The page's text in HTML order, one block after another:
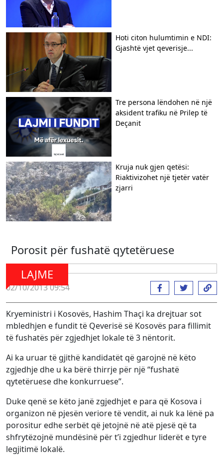
Hoti citon hulumtimin e NDI:
Gjashtë vjet qeverisje...
Tre persona lëndohen në një
aksident trafiku në Prilep të
Deçanit
Kruja nuk gjen qetësi:
Riaktivizohet një tjetër vatër
zjarri
Porosit për fushatë qytetëruese
LAJME
02/10/2013 09:54
Kryeministri i Kosovës, Hashim Thaçi ka drejtuar sot
mbledhjen e fundit të Qeverisë së Kosovës para fillimit
të fushatës për zgjedhjet lokale të 3 nëntorit.
Ai ka uruar të gjithë kandidatët që garojnë në këto
zgjedhje dhe u ka bërë thirrje për një “fushatë
qytetëruese dhe konkurruese”.
Duke qenë se këto janë zgjedhjet e para që Kosova i
organizon në pjesën veriore të vendit, ai nuk ka lënë pa
porositur edhe serbët që jetojnë në atë pjesë që ta
shfrytëzojnë mundësinë për t’i zgjedhur liderët e tyre
legjitimë lokalë.